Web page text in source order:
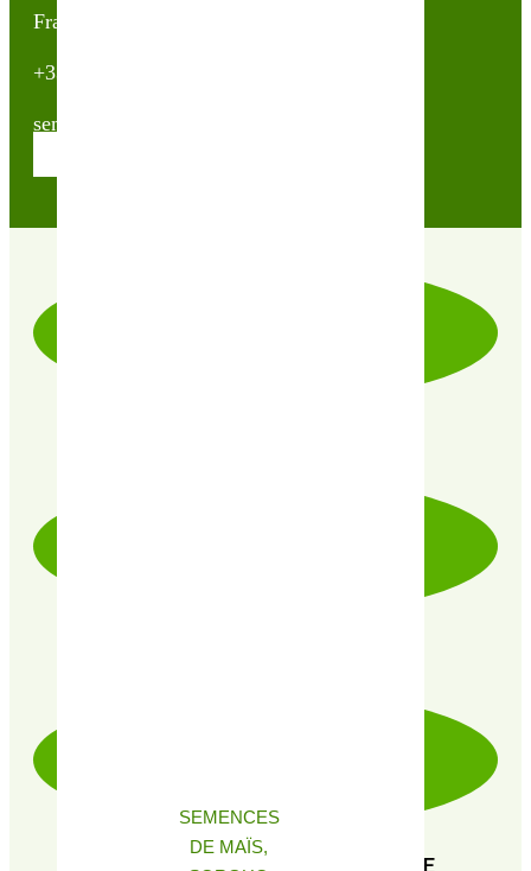
SEMENCES
DE MAÏS,
France
+33(0)2 40 23 63 24
sembio@partnerandco.fr